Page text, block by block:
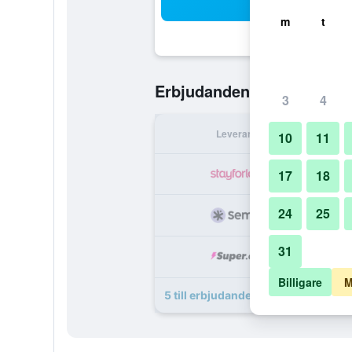
Erbjudanden från349 kr
Leverantör
5 till erbjudanden för A&O Berlin
m t
3 4
10 11
17 18
24 25
31
Billigare